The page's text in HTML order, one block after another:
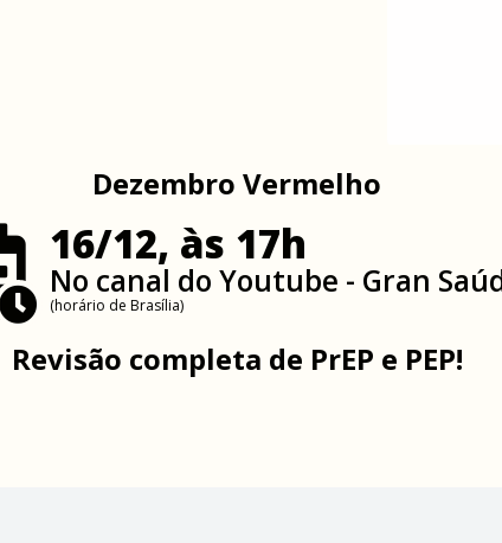
Dezembro Vermelho
16/12, às 17h
No canal do Youtube - Gran
(horário de Brasília)
Revisão completa de PrEP e PEP!